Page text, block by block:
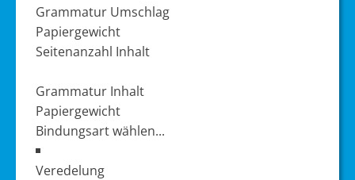
Grammatur Umschlag
Seitenanzahl Inhalt
Grammatur Inhalt
Veredelung